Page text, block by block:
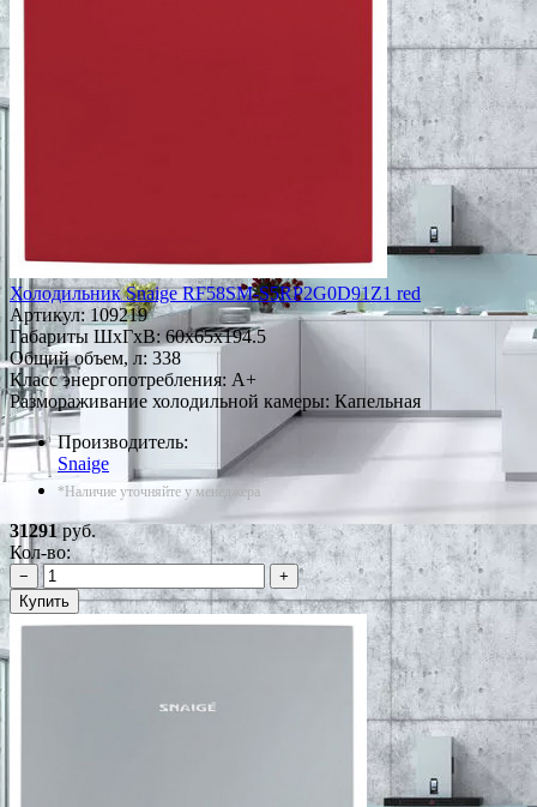
Холодильник Snaige RF58SM-S5RP2G0D91Z1 red
Артикул: 109219
Габариты ШxГxВ: 60x65x194.5
Общий объем, л: 338
Класс энергопотребления: A+
Размораживание холодильной камеры: Капельная
Производитель:
Snaige
*Наличие уточняйте у менеджера
31291руб.
Кол-во:
−
+
Купить